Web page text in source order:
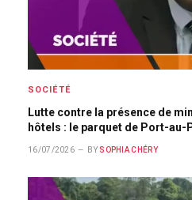
SOCIÉTÉ
Lutte contre la présence de
hôtels : le parquet de Port-au-
16/07/2026 BY SOPHIA CHÉRY